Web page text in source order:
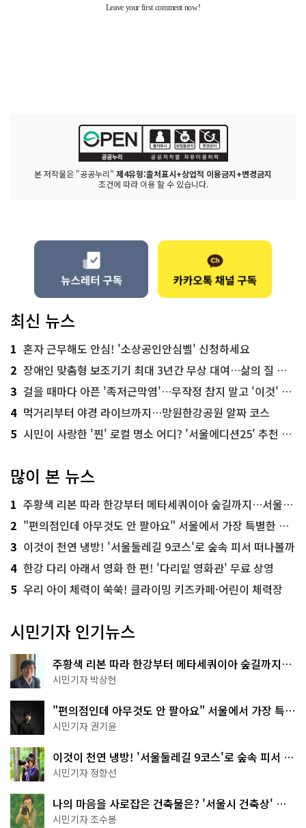
본 저작물은 "공공누리" 제4유형:출처표시+상업적 이용금지+변경금지
조건에 따라 이용 할 수 있습니다.
최신 뉴스
1 혼자 근무해도 안심! '소상공인안심벨' 신청하세요
2 장애인 맞춤형 보조기기 최대 3년간 무상 대여…삶의 질 높인다
3 걸을 때마다 아픈 '족저근막염'…무작정 참지 말고 '이것' 해보세요!
4 먹거리부터 야경 라이브까지…망원한강공원 알짜 코스
5 시민이 사랑한 '찐' 로컬 명소 어디? '서울에디션25' 추천 코스
많이 본 뉴스
1 주황색 리본 따라 한강부터 메타세쿼이아 숲길까지…서울둘레길 15코스
2 "편의점인데 아무것도 안 팔아요" 서울에서 가장 특별한 편의점의 정체
3 이것이 천연 냉방! '서울둘레길 9코스'로 숲속 피서 떠나볼까
4 한강 다리 아래서 영화 한 편! '다리밑 영화관' 무료 상영
5 우리 아이 체력이 쑥쑥! 클라이밍 키즈카페·어린이 체력장
시민기자 인기뉴스
주황색 리본 따라 한강부터 메타세쿼이아 숲길까지…
서울둘레길 15코스
시민기자 박상현
"편의점인데 아무것도 안 팔아요" 서울에서 가장 특별
한 편의점의 정체
시민기자 권기윤
이것이 천연 냉방! '서울둘레길 9코스'로 숲속 피서 떠
나볼까
시민기자 정향선
나의 마음을 사로잡은 건축물은? '서울시 건축상' 수
상작 공개!
시민기자 조수봉